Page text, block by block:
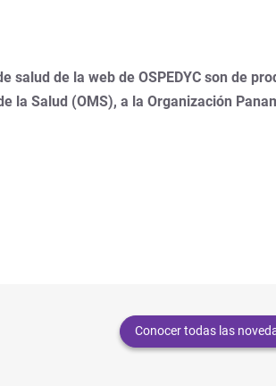
salud de la web de OSPEDYC son de
la Salud (OMS), a la Organización
Conocer todas las